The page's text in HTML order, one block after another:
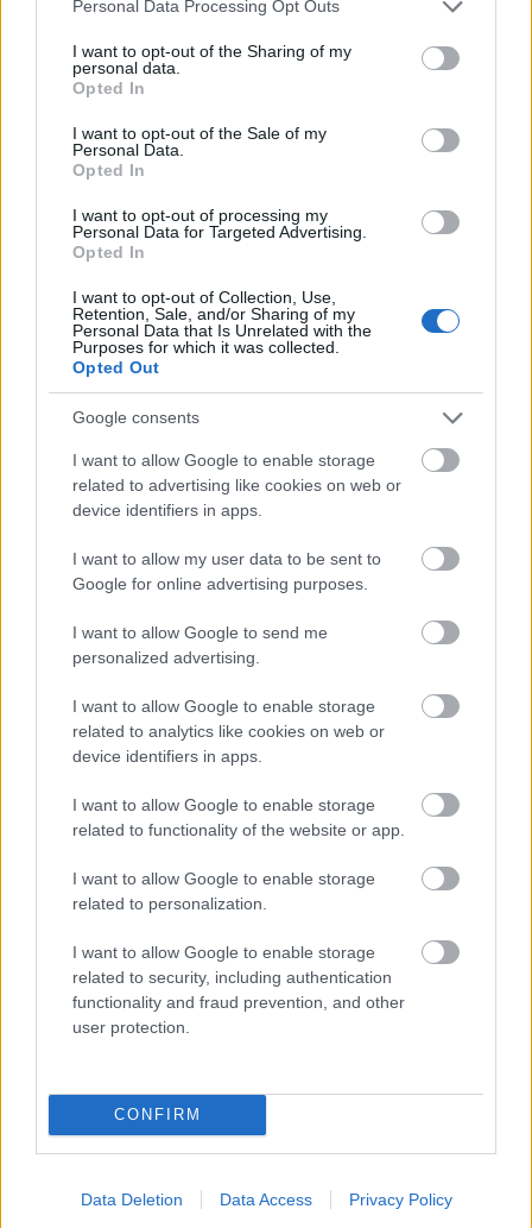
not limited to your visit or usage behaviour. You may click to
grant or deny consent to Google and its third-party tags to
use your data for below specified purposes in below Google
consent section.
Personal Data Processing Opt Outs
I want to opt-out of the Sharing of my
personal data.
Opted In
I want to opt-out of the Sale of my
Personal Data.
Opted In
I want to opt-out of processing my
Personal Data for Targeted Advertising.
Opted In
I want to opt-out of Collection, Use,
Retention, Sale, and/or Sharing of my
Personal Data that Is Unrelated with the
Purposes for which it was collected.
Opted Out
Google consents
I want to allow Google to enable storage
related to advertising like cookies on web or
device identifiers in apps.
I want to allow my user data to be sent to
Google for online advertising purposes.
I want to allow Google to send me
personalized advertising.
I want to allow Google to enable storage
related to analytics like cookies on web or
device identifiers in apps.
I want to allow Google to enable storage
related to functionality of the website or app.
I want to allow Google to enable storage
related to personalization.
I want to allow Google to enable storage
related to security, including authentication
functionality and fraud prevention, and other
user protection.
CONFIRM
Data Deletion Data Access Privacy Policy
«Φίλτρο» της ΑΑΔΕ στις τραπεζικές καταθέσεις: Πότε
το χαρτζιλίκι και οι αναλήψεις θεωρούνται κρυφή
Το «ντόνατ» της OpenAI: Όλα όσα ξέρουμε για την
«Πανικός» στο πανηγύρι της Οβρυάς με Βελισσάρη
ΒΙΝΤΕΟ